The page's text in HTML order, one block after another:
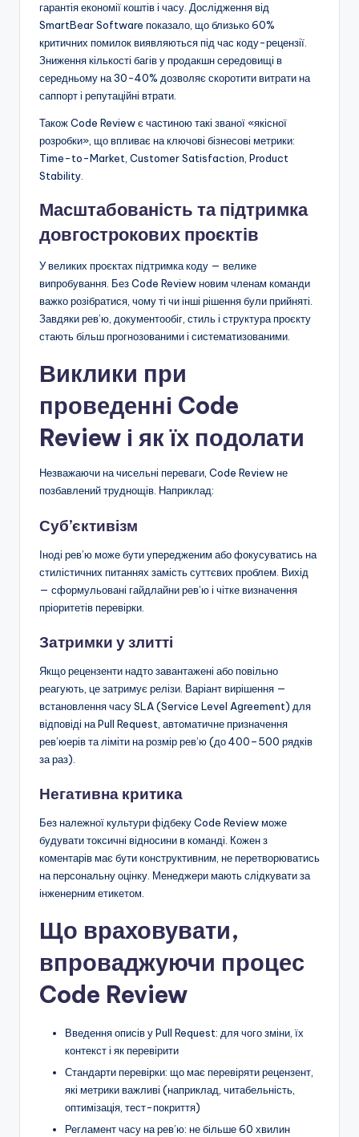
гарантія економії коштів і часу. Дослідження від
SmartBear Software показало, що близько 60%
критичних помилок виявляються під час коду-рецензії.
Зниження кількості багів у продакшн середовищі в
середньому на 30-40% дозволяє скоротити витрати на
саппорт і репутаційні втрати.
Також Code Review є частиною такі званої «якісної
розробки», що впливає на ключові бізнесові метрики:
Time-to-Market, Customer Satisfaction, Product
Stability.
Масштабованість та підтримка
довгострокових проєктів
У великих проєктах підтримка коду — велике
випробування. Без Code Review новим членам команди
важко розібратися, чому ті чи інші рішення були прийняті.
Завдяки рев’ю, документообіг, стиль і структура проєкту
стають більш прогнозованими і систематизованими.
Виклики при
проведенні Code
Review і як їх подолати
Незважаючи на чисельні переваги, Code Review не
позбавлений труднощів. Наприклад:
Суб’єктивізм
Іноді рев’ю може бути упередженим або фокусуватись на
стилістичних питаннях замість суттєвих проблем. Вихід
— сформульовані гайдлайни рев’ю і чітке визначення
пріоритетів перевірки.
Затримки у злитті
Якщо рецензенти надто завантажені або повільно
реагують, це затримує релізи. Варіант вирішення —
встановлення часу SLA (Service Level Agreement) для
відповіді на Pull Request, автоматичне призначення
рев’юерів та ліміти на розмір рев’ю (до 400–500 рядків
за раз).
Негативна критика
Без належної культури фідбеку Code Review може
будувати токсичні відносини в команді. Кожен з
коментарів має бути конструктивним, не перетворюватись
на персональну оцінку. Менеджери мають слідкувати за
інженерним етикетом.
Що враховувати,
впроваджуючи процес
Code Review
Введення описів у Pull Request: для чого зміни, їх
контекст і як перевірити
Стандарти перевірки: що має перевіряти рецензент,
які метрики важливі (наприклад, читабельність,
оптимізація, тест-покриття)
Регламент часу на рев’ю: не більше 60 хвилин